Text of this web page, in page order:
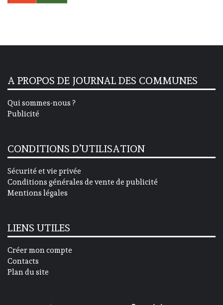
A PROPOS DE JOURNAL DES COMMUNES
Qui sommes-nous ?
Publicité
CONDITIONS D’UTILISATION
Sécurité et vie privée
Conditions générales de vente de publicité
Mentions légales
LIENS UTILES
Créer mon compte
Contacts
Plan du site